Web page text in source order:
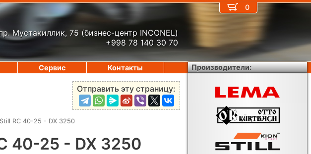
Мустакиллик, 75 (бизнес-центр INCONEL)
+998 78 140 30 70
Отправить эту страницу:
RC 40-25 - DX 3250
40-25 - DX 3250
0
Сервис Контакты Производители: